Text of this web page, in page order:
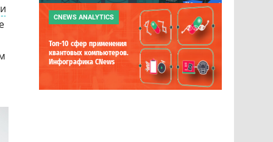
CNEWS ANALYTICS
Топ-10 сфер применения
квантовых компьютеров.
Инфографика CNews